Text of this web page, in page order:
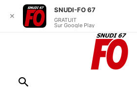
✕
SNUDI-FO 67
GRATUIT
Sur Google Play